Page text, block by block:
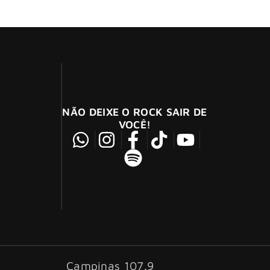
NÃO DEIXE O ROCK SAIR DE
VOCÊ!
Campinas 107.9